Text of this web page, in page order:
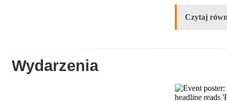
Czytaj
Wydarzenia